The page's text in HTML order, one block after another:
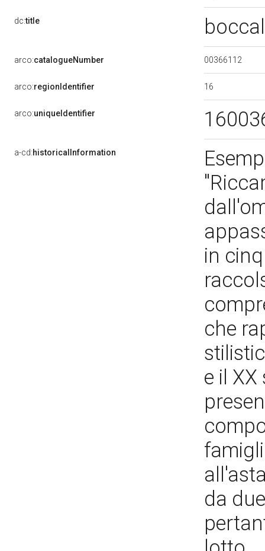
dc:title
arco:catalogueNumber 00366112
arco:regionIdentifier 16
arco:uniqueIdentifier
a-cd:historicalInformation
in
che
e il
da